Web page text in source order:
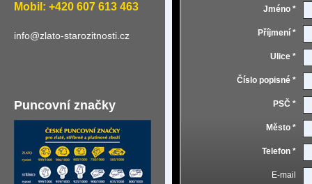
Mobil: +420 607 613 463
info@zlato-starozitnosti.cz
Puncovní značky
Jméno *
Příjmení *
Ulice *
Číslo popisné *
PSČ *
Město *
Telefon *
E-mail